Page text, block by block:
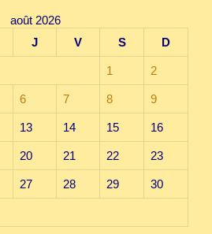
août 2026
J V S D
1 2
6 7 8 9
13 14 15 16
20 21 22 23
27 28 29 30